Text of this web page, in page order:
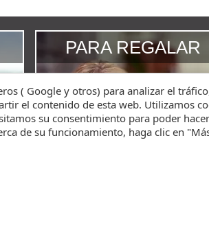
PARA REGALAR
( Google y otros) para analizar el
el contenido de esta web. Utilizamos
su consentimiento para poder
de su funcionamiento, haga clic en